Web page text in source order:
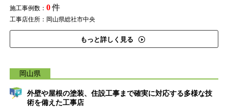
施工事例数： 0件
工事店住所：岡山県総社市中央
もっと詳しく見る
岡山県
外壁や屋根の塗装、住設工事まで確実に対応する多様な技
術を備えた工事店